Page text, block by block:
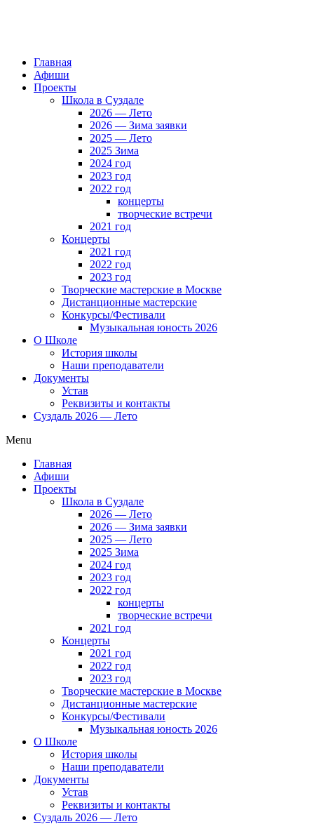
Главная
Афиши
Проекты
Школа в Суздале
2026 — Лето
2026 — Зима заявки
2025 — Лето
2025 Зима
2024 год
2023 год
2022 год
концерты
творческие встречи
2021 год
Концерты
2021 год
2022 год
2023 год
Творческие мастерские в Москве
Дистанционные мастерские
Конкурсы/Фестивали
Музыкальная юность 2026
О Школе
История школы
Наши преподаватели
Документы
Устав
Реквизиты и контакты
Суздаль 2026 — Лето
Menu
Главная
Афиши
Проекты
Школа в Суздале
2026 — Лето
2026 — Зима заявки
2025 — Лето
2025 Зима
2024 год
2023 год
2022 год
концерты
творческие встречи
2021 год
Концерты
2021 год
2022 год
2023 год
Творческие мастерские в Москве
Дистанционные мастерские
Конкурсы/Фестивали
Музыкальная юность 2026
О Школе
История школы
Наши преподаватели
Документы
Устав
Реквизиты и контакты
Суздаль 2026 — Лето